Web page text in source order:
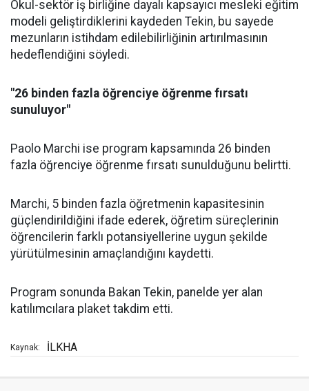
Okul-sektör iş birliğine dayalı kapsayıcı mesleki eğitim
modeli geliştirdiklerini kaydeden Tekin, bu sayede
mezunların istihdam edilebilirliğinin artırılmasının
hedeflendiğini söyledi.
"26 binden fazla öğrenciye öğrenme fırsatı
sunuluyor"
Paolo Marchi ise program kapsamında 26 binden
fazla öğrenciye öğrenme fırsatı sunulduğunu belirtti.
Marchi, 5 binden fazla öğretmenin kapasitesinin
güçlendirildiğini ifade ederek, öğretim süreçlerinin
öğrencilerin farklı potansiyellerine uygun şekilde
yürütülmesinin amaçlandığını kaydetti.
Program sonunda Bakan Tekin, panelde yer alan
katılımcılara plaket takdim etti.
Kaynak: İLKHA